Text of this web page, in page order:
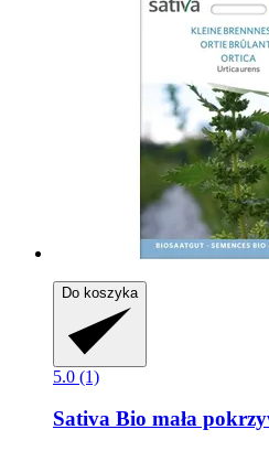
Do koszyka
5.0 (1)
Sativa Bio mała